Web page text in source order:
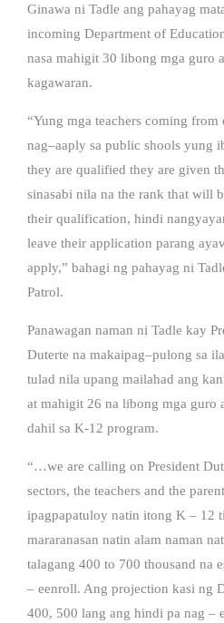
Ginawa ni Tadle ang pahayag
incoming Department of
nasa mahigit 30 libong mga guro
kagawaran.
“Yung mga teachers coming
nag–aaply sa public shools yung
they are qualified they are given
sinasabi nila na the rank that will
their qualification, hindi
leave their application parang
apply,” bahagi ng pahayag ni
Patrol.
Panawagan naman ni Tadle kay
Duterte na makaipag–pulong sa
tulad nila upang mailahad ang
at mahigit 26 na libong mga guro
dahil sa K-12 program.
“…we are calling on President
sectors, the teachers and the
ipagpapatuloy natin itong K – 12
mararanasan natin alam naman
talagang 400 to 700 thousand na
– eenroll. Ang projection kasi ng
400, 500 lang ang hindi pa nag –